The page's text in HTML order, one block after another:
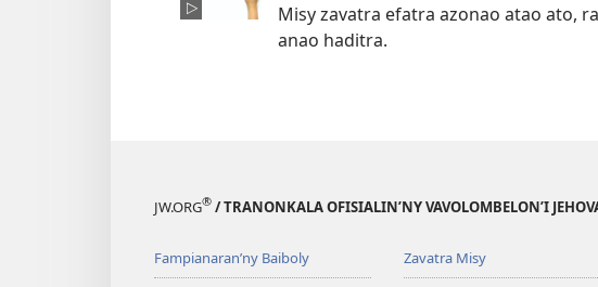
Misy zavatra efatra azonao atao ato,
anao haditra.
JW.ORG® / TRANONKALA OFISIALIN’NY VAVOLOMBELON’I
Fampianaran’ny Baiboly Zavatra Misy